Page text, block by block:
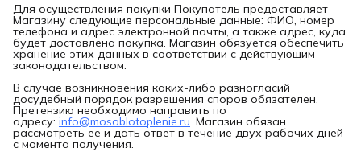
Для осуществления покупки Покупатель предоставляет
Магазину следующие персональные данные: ФИО, номер
телефона и адрес электронной почты, а также адрес, куда
будет доставлена покупка. Магазин обязуется обеспечить
хранение этих данных в соответствии с действующим
законодательством.
В случае возникновения каких-либо разногласий
досудебный порядок разрешения споров обязателен.
Претензию необходимо направить по
адресу: info@mosoblotoplenie.ru. Магазин обязан
рассмотреть её и дать ответ в течение двух рабочих дней
с момента получения.